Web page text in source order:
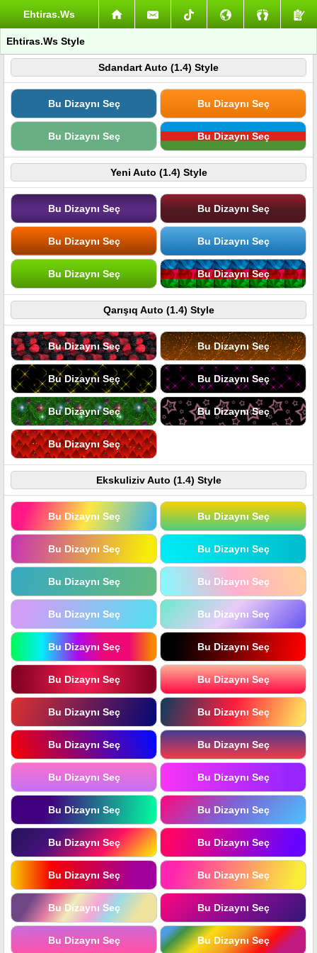
Ehtiras.Ws
Ehtiras.Ws Style
Sdandart Auto (1.4) Style
Bu Dizaynı Seç Bu Dizaynı Seç
Bu Dizaynı Seç Bu Dizaynı Seç
Yeni Auto (1.4) Style
Bu Dizaynı Seç Bu Dizaynı Seç
Bu Dizaynı Seç Bu Dizaynı Seç
Bu Dizaynı Seç Bu Dizaynı Seç
Qarışıq Auto (1.4) Style
Bu Dizaynı Seç Bu Dizaynı Seç
Bu Dizaynı Seç Bu Dizaynı Seç
Bu Dizaynı Seç Bu Dizaynı Seç
Bu Dizaynı Seç
Ekskuliziv Auto (1.4) Style
Bu Dizaynı Seç Bu Dizaynı Seç
Bu Dizaynı Seç Bu Dizaynı Seç
Bu Dizaynı Seç Bu Dizaynı Seç
Bu Dizaynı Seç Bu Dizaynı Seç
Bu Dizaynı Seç Bu Dizaynı Seç
Bu Dizaynı Seç Bu Dizaynı Seç
Bu Dizaynı Seç Bu Dizaynı Seç
Bu Dizaynı Seç Bu Dizaynı Seç
Bu Dizaynı Seç Bu Dizaynı Seç
Bu Dizaynı Seç Bu Dizaynı Seç
Bu Dizaynı Seç Bu Dizaynı Seç
Bu Dizaynı Seç Bu Dizaynı Seç
Bu Dizaynı Seç Bu Dizaynı Seç
Bu Dizaynı Seç Bu Dizaynı Seç